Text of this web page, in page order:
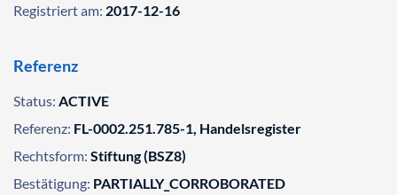
Registriert am: 2017-12-16
Referenz
Status: ACTIVE
Referenz: FL-0002.251.785-1, Handelsregister
Rechtsform: Stiftung (BSZ8)
Bestätigung: PARTIALLY_CORROBORATED